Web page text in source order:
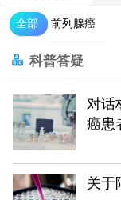
全部 前列腺癌
科普答疑
对话
癌患
关于